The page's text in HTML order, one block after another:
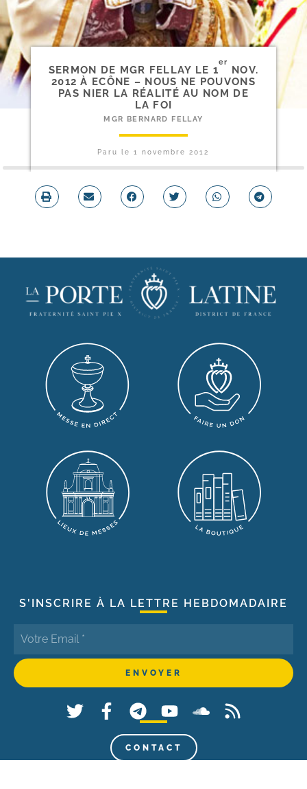
SERMON DE MGR FELLAY LE 1
er
NOV.
2012 À ECÔNE – NOUS NE POUVONS
PAS NIER LA RÉALITÉ AU NOM DE
LA FOI
MGR BERNARD FELLAY
Paru le1 novembre 2012
S'INSCRIRE À LA LETTRE HEBDOMADAIRE
CONTACT